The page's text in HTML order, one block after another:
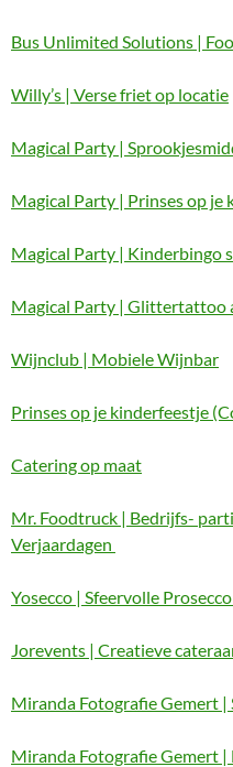
Bus Unlimited Solutions |
Willy’s | Verse friet op locatie
Magical Party |
Magical Party | Prinses op je
Magical Party | Kinderbingo
Magical Party |
Wijnclub | Mobiele Wijnbar
Prinses op je kinderfeestje
Catering op maat
Mr. Foodtruck | Bedrijfs-
Verjaardagen
Yosecco | Sfeervolle
Jorevents | Creatieve
Miranda Fotografie Gemert
Miranda Fotografie Gemert